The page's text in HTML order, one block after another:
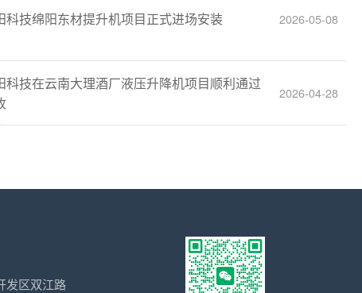
科技绵阳东材提升机项目正式进场安装 2026-05-08
科技在云南大理酒厂液压升降机项目顺利通过
2026-04-28
发区双江路